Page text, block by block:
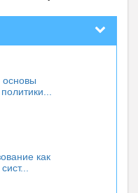
основы
как